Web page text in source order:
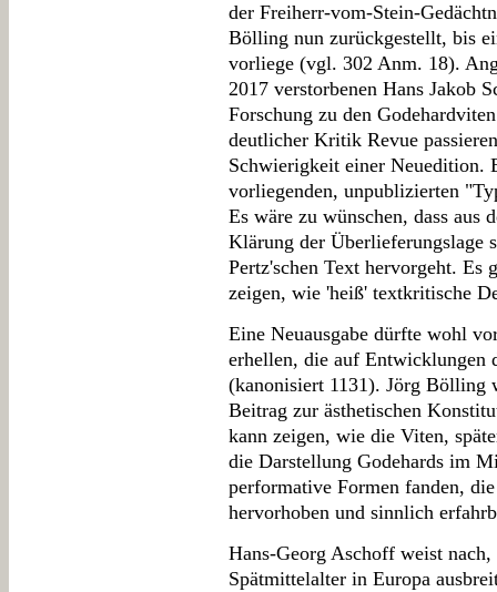
der Freiherr-vom-Stein-
Bölling nun zurückgestellt, bis
vorliege (vgl. 302 Anm. 18).
2017 verstorbenen Hans Jakob
Forschung zu den
deutlicher Kritik Revue
Schwierigkeit einer Neuedition.
vorliegenden, unpublizierten
Es wäre zu wünschen, dass aus
Klärung der Überlieferungslage
Pertz'schen Text hervorgeht. Es
zeigen, wie 'heiß' textkritische
Eine Neuausgabe dürfte wohl
erhellen, die auf Entwicklungen
(kanonisiert 1131). Jörg Bölling
Beitrag zur ästhetischen
kann zeigen, wie die Viten,
die Darstellung Godehards im
performative Formen fanden,
hervorhoben und sinnlich
Hans-Georg Aschoff weist
Spätmittelalter in Europa